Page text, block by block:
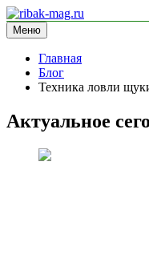
Перейти
к
содержимому
ribak-mag.ru
блог про рыбалку
Меню
Главная
Блог
Техника ловли
Актуальное